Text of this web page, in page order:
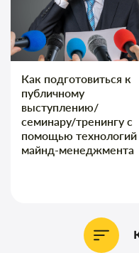
Как подготовиться к
публичному
выступлению/
семинару/тренингу с
помощью технологий
майнд-менеджмента